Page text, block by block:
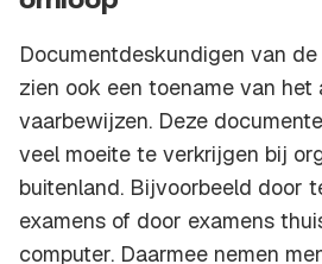
Documentdeskundigen van
zien ook een toename van
vaarbewijzen. Deze
veel moeite te verkrijgen bij
buitenland. Bijvoorbeeld door
examens of door examens
computer. Daarmee nemen